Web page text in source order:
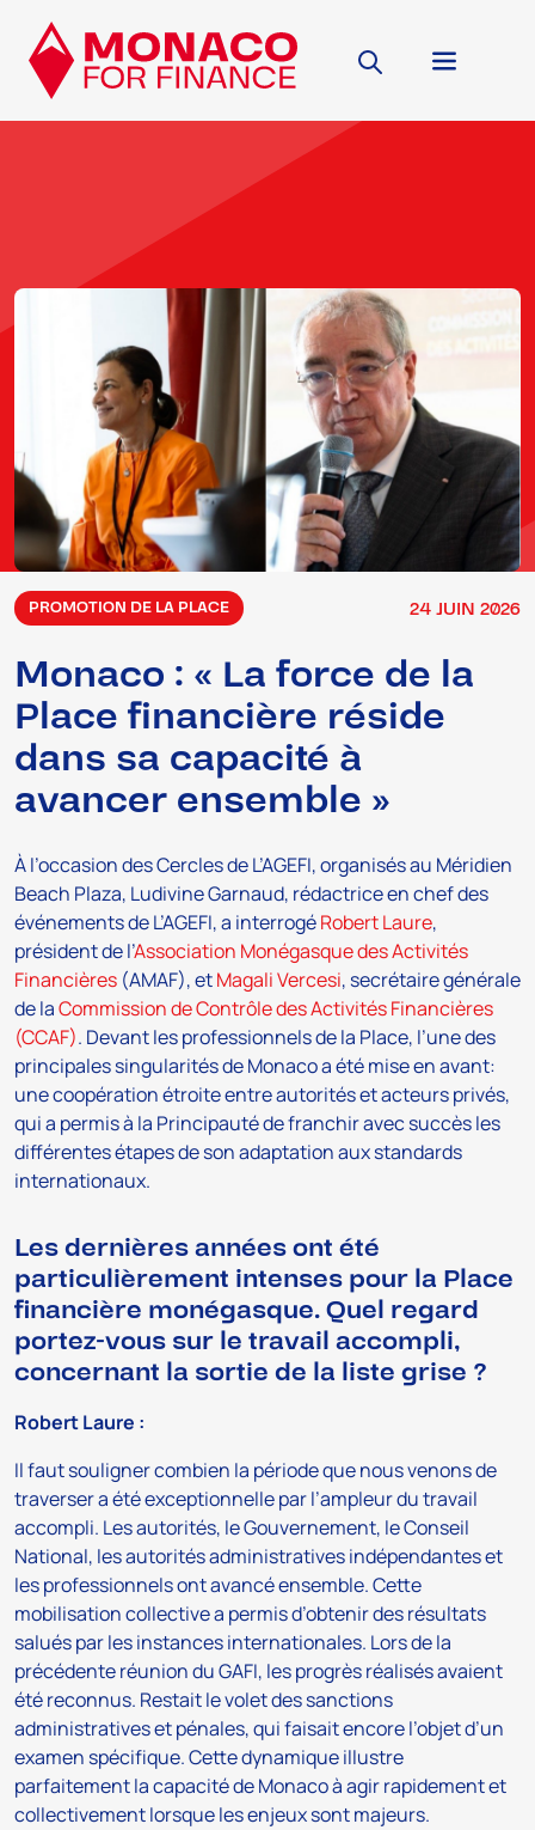
24JUIN 2026
PROMOTION DE LA PLACE
Monaco : « La force de la
Place financière réside
dans sa capacité à
avancer ensemble »
À l’occasion des Cercles de L’AGEFI, organisés au Méridien
Beach Plaza, Ludivine Garnaud, rédactrice en chef des
événements de L’AGEFI, a interrogéRobert Laure,
président de l’Association Monégasque des Activités
Financières (AMAF), etMagali Vercesi, secrétaire générale
de laCommission de Contrôle des Activités Financières
(CCAF). Devant les professionnels de la Place, l’une des
principales singularités de Monaco a été mise en avant:
une coopération étroite entre autorités et acteurs privés,
qui a permis à la Principauté de franchir avec succès les
différentes étapes de son adaptation aux standards
internationaux.
Les dernières années ont été
particulièrement intenses pour la Place
financière monégasque. Quel regard
portez-vous sur le travail accompli,
concernant la sortie de la liste grise ?
Robert Laure :
Il faut souligner combien la période que nous venons de
traverser a été exceptionnelle par l’ampleur du travail
accompli. Les autorités, le Gouvernement, le Conseil
National, les autorités administratives indépendantes et
les professionnels ont avancé ensemble. Cette
mobilisation collective a permis d’obtenir des résultats
salués par les instances internationales. Lors de la
précédente réunion du GAFI, les progrès réalisés avaient
été reconnus. Restait le volet des sanctions
administratives et pénales, qui faisait encore l’objet d’un
examen spécifique. Cette dynamique illustre
parfaitement la capacité de Monaco à agir rapidement et
collectivement lorsque les enjeux sont majeurs.